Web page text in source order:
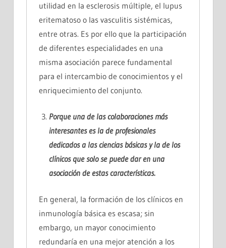
utilidad en la esclerosis múltiple, el lupus
eritematoso o las vasculitis sistémicas,
entre otras. Es por ello que la participación
de diferentes especialidades en una
misma asociación parece fundamental
para el intercambio de conocimientos y el
enriquecimiento del conjunto.
Porque una de las colaboraciones más
interesantes es la de profesionales
dedicados a lasciencias básicas y la de los
clínicos que solo se puede dar en una
asociación de estas características.
En general, la formación de los clínicos en
inmunología básica es escasa; sin
embargo, un mayor conocimiento
redundaría en una mejor atención a los